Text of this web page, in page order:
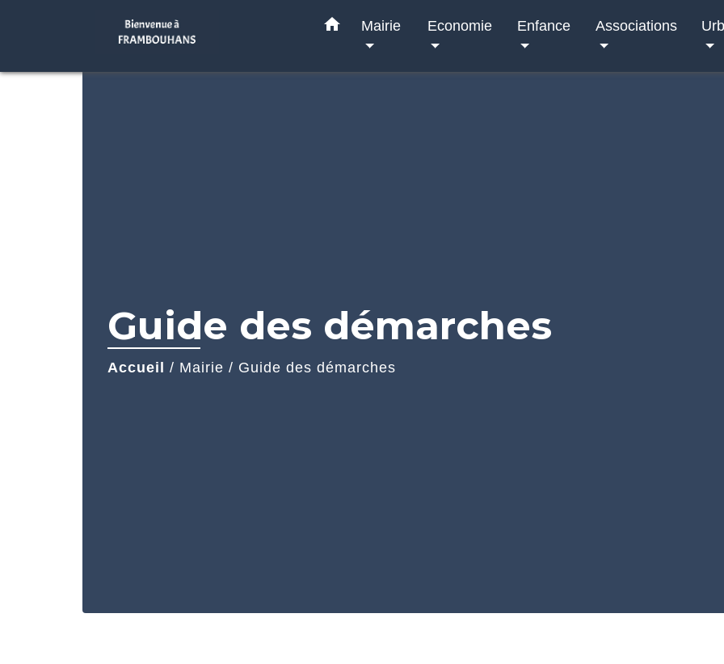
home Mairie Economie Enfance Associations
Guide des démarches
Accueil / Mairie / Guide des démarches